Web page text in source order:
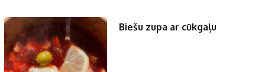
Biešu zupa ar cūkgaļu